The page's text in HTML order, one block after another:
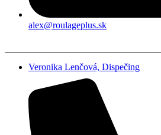
alex@roulageplus.sk
Veronika Lenčová, Dispečing